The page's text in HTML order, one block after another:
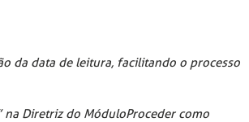
da data de leitura, facilitando o processo
na Diretriz do Módulo Proceder como